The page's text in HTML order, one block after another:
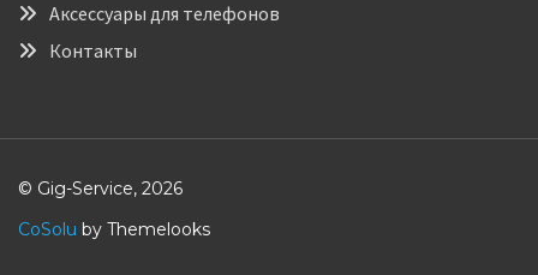
Аксессуары для телефонов
Контакты
© Gig-Service, 2026
CoSolu by Themelooks